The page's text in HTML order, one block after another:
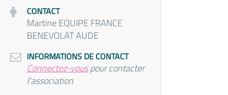
CONTACT
Martine EQUIPE FRANCE
BENEVOLAT AUDE
INFORMATIONS DE CONTACT
Connectez-vouspour contacter
l'association